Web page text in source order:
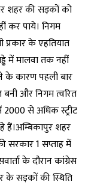
शहर की सड़कों को
कर पाये। निगम
प्रकार के एहतियात
में मालवा तक नहीं
के कारण पहली बार
और निगम त्वरित
2000 से अधिक स्ट्रीट
हैं।अम्बिकापुर शहर
सरकार 1 सप्ताह में
के दौरान कांग्रेस
के सड़कों की स्थिति